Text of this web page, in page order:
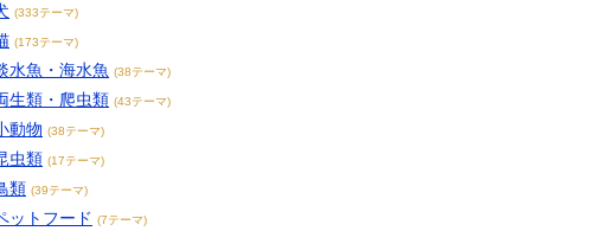
(333テーマ)
(173テーマ)
水魚・海水魚 (38テーマ)
生類・爬虫類 (43テーマ)
動物 (38テーマ)
虫類 (17テーマ)
類 (39テーマ)
ットフード (7テーマ)